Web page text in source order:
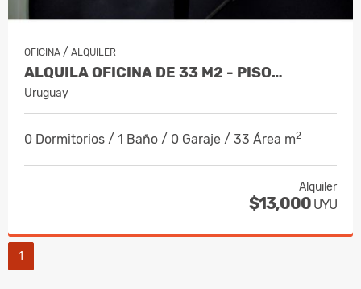
OFICINA / ALQUILER
ALQUILA OFICINA DE 33 M2 - PISO…
Uruguay
0 Dormitorios / 1 Baño / 0 Garaje / 33 Área m2
Alquiler
$13,000 UYU
1